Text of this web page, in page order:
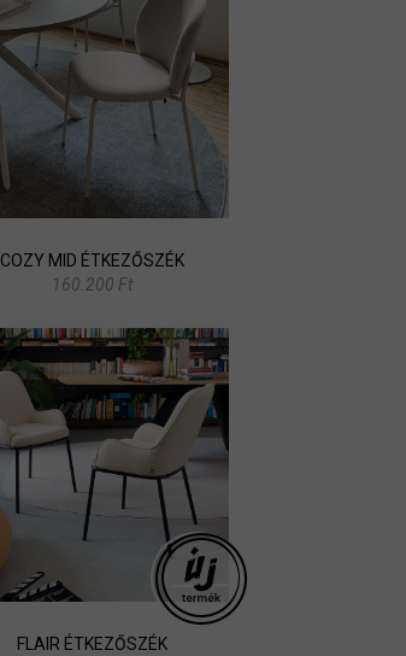
COZY MID ÉTKEZŐSZÉK
160.200 Ft
FLAIR ÉTKEZŐSZÉK